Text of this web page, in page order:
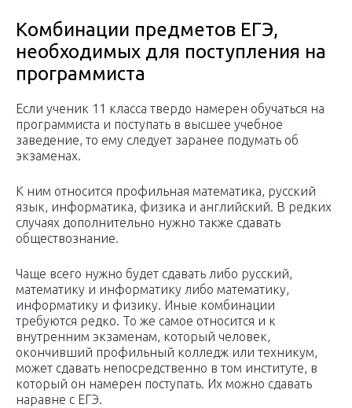
Комбинации предметов ЕГЭ,
необходимых для поступления на
программиста
Если ученик 11 класса твердо намерен обучаться на
программиста и поступать в высшее учебное
заведение, то ему следует заранее подумать об
экзаменах.
К ним относится профильная математика, русский
язык, информатика, физика и английский. В редких
случаях дополнительно нужно также сдавать
обществознание.
Чаще всего нужно будет сдавать либо русский,
математику и информатику либо математику,
информатику и физику. Иные комбинации
требуются редко. То же самое относится и к
внутренним экзаменам, который человек,
окончивший профильный колледж или техникум,
может сдавать непосредственно в том институте, в
который он намерен поступать. Их можно сдавать
наравне с ЕГЭ.